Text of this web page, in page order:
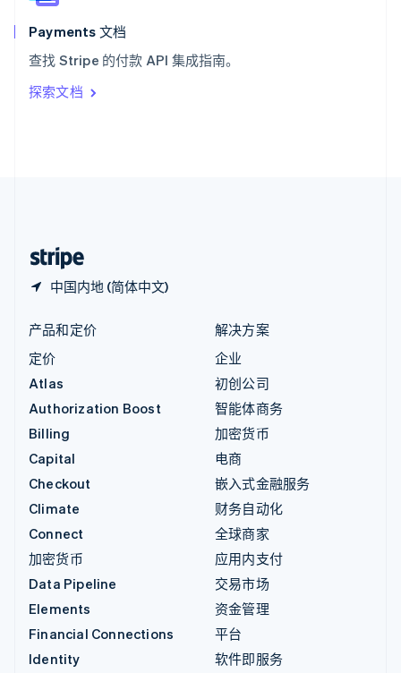
Payments 文档
查找 Stripe 的付款 API 集成指南。
探索文档
中国内地 (简体中文)
匈牙利
English
ItalianoEnglish
印度
English
产品和定价
定价
Atlas
Authorization Boost
Billing
Capital
Checkout
Climate
Connect
加密货币
Data Pipeline
Elements
Financial Connections
Identity
解决方案
企业
初创公司
智能体商务
加密货币
电商
嵌入式金融服务
财务自动化
全球商家
应用内支付
交易市场
资金管理
平台
软件即服务